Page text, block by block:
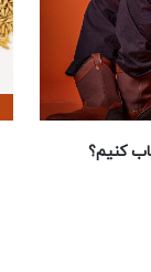
کنیم؟